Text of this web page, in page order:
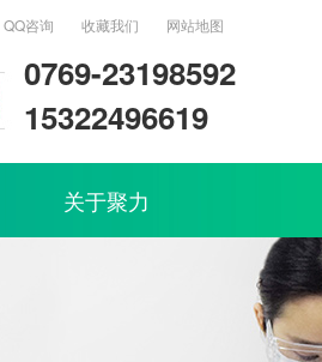
QQ咨询 收藏我们 网站地图
0769-23198592
15322496619
关于聚力